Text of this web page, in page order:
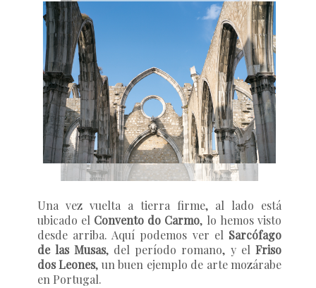
Una vez vuelta a tierra firme, al lado está
ubicado el Convento do Carmo, lo hemos visto
desde arriba. Aquí podemos ver el Sarcófago
de las Musas, del período romano, y el Friso
dos Leones, un buen ejemplo de arte mozárabe
en Portugal.